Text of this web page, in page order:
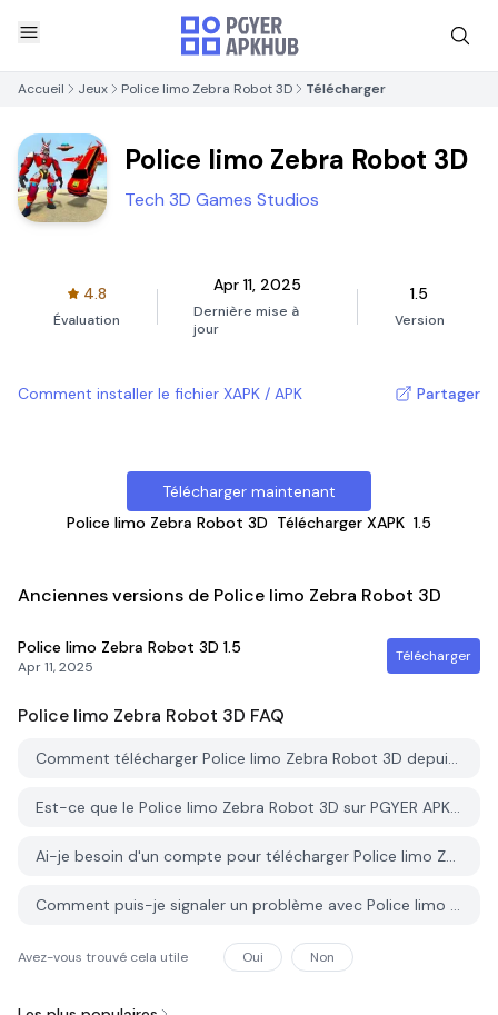
Accueil Jeux Police limo Zebra Robot 3D Télécharger
Police limo Zebra Robot 3D
Tech 3D Games Studios
4.8
Évaluation
Apr 11, 2025
Dernière mise à
jour
1.5
Version
Comment installer le fichier XAPK / APK Partager
Télécharger maintenant
Police limo Zebra Robot 3D Télécharger XAPK 1.5
Anciennes versions de Police limo Zebra Robot 3D
Police limo Zebra Robot 3D 1.5
Apr 11, 2025
Télécharger
Police limo Zebra Robot 3D FAQ
Comment télécharger Police limo Zebra Robot 3D depuis PGYER APK HUB?
Est-ce que le Police limo Zebra Robot 3D sur PGYER APK HUB est gratuit?
Ai-je besoin d'un compte pour télécharger Police limo Zebra Robot 3D depuis PGYER APK HUB?
Comment puis-je signaler un problème avec Police limo Zebra Robot 3D sur PGYER APK HUB?
Avez-vous trouvé cela utile Oui Non